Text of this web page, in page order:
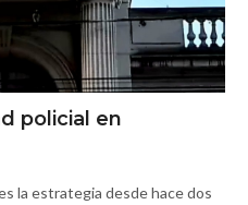
policial en
la estrategia desde hace dos